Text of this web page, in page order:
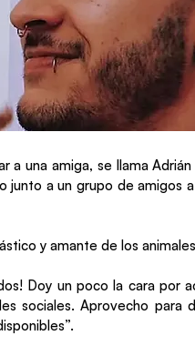
a una amiga, se llama
junto a un grupo de amigos
y amante de los
Doy un poco la cara por
sociales. Aprovecho para